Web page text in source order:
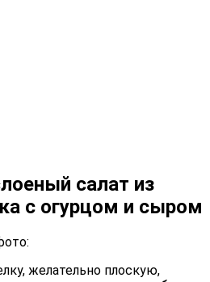
салат из
с огурцом и сыром
желательно плоскую,